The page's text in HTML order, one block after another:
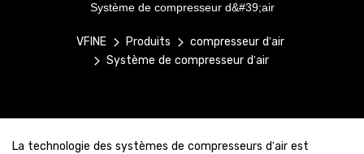
Système de compresseur d&#39;air
VFINE Produits
compresseur d'air
Système de compresseur d'air
La technologie des systèmes de compresseurs d'air est